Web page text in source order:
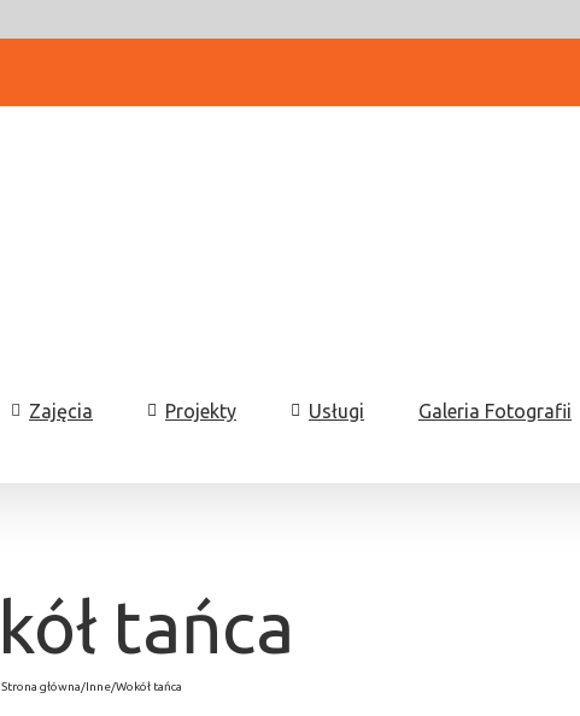
Zajęcia Projekty Usługi Galeria Fotografii
tańca
Strona główna/Inne/Wokół tańca